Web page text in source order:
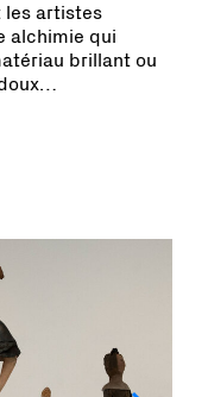
les artistes
alchimie qui
brillant ou